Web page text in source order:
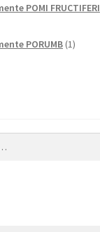
POMI FRUCTIFERI
PORUMB(1)